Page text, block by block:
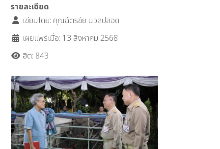
รายละเอียด
เขียนโดย: คุณฉัตรชัย นวลปลอด
เผยแพร่เมื่อ: 13 สิงหาคม 2568
ฮิต: 843